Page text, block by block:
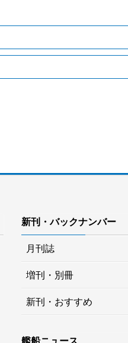
新刊・バックナンバー
月刊誌
増刊・別冊
新刊・おすすめ
艦船ニュース